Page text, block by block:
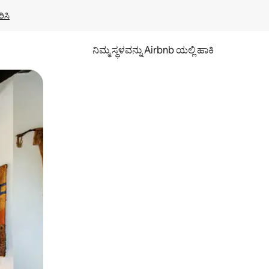
ನಿಮ್ಮ ಸ್ಥಳವನ್ನು Airbnb ಯಲ್ಲಿ ಹಾಕಿ